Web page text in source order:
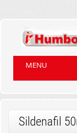
MENU
Sildenafil